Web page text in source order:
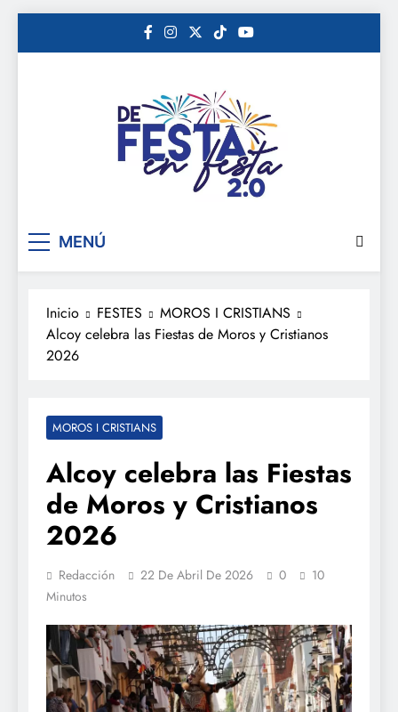
De festa en festa 2.0
MENÚ
Inicio FESTES
MOROS I CRISTIANS
Alcoy celebra las Fiestas de Moros y Cristianos
2026
MOROS I CRISTIANS
Alcoy celebra las Fiestas
de Moros y Cristianos
2026
Redacción 22 De Abril De 2026 0
10
Minutos